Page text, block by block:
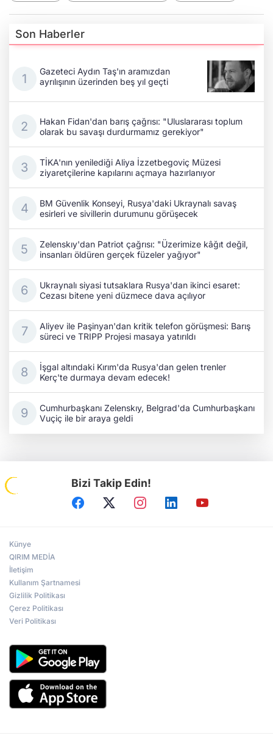
Son Haberler
Gazeteci Aydın Taş'ın aramızdan
ayrılışının üzerinden beş yıl geçti
Hakan Fidan'dan barış çağrısı: "Uluslararası toplum
olarak bu savaşı durdurmamız gerekiyor"
TİKA'nın yenilediği Aliya İzzetbegoviç Müzesi
ziyaretçilerine kapılarını açmaya hazırlanıyor
BM Güvenlik Konseyi, Rusya'daki Ukraynalı savaş
esirleri ve sivillerin durumunu görüşecek
Zelenskıy'dan Patriot çağrısı: "Üzerimize kâğıt değil,
insanları öldüren gerçek füzeler yağıyor"
Ukraynalı siyasi tutsaklara Rusya'dan ikinci esaret:
Cezası bitene yeni düzmece dava açılıyor
Aliyev ile Paşinyan'dan kritik telefon görüşmesi: Barış
süreci ve TRIPP Projesi masaya yatırıldı
İşgal altındaki Kırım'da Rusya'dan gelen trenler
Kerç'te durmaya devam edecek!
Cumhurbaşkanı Zelenskıy, Belgrad'da Cumhurbaşkanı
Vuçiç ile bir araya geldi
Bizi Takip Edin!
Künye
QIRIM MEDİA
İletişim
Kullanım Şartnamesi
Gizlilik Politikası
Çerez Politikası
Veri Politikası